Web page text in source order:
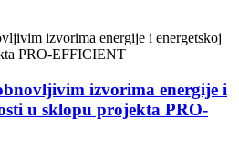
izvorima energije i
u sklopu projekta PRO-